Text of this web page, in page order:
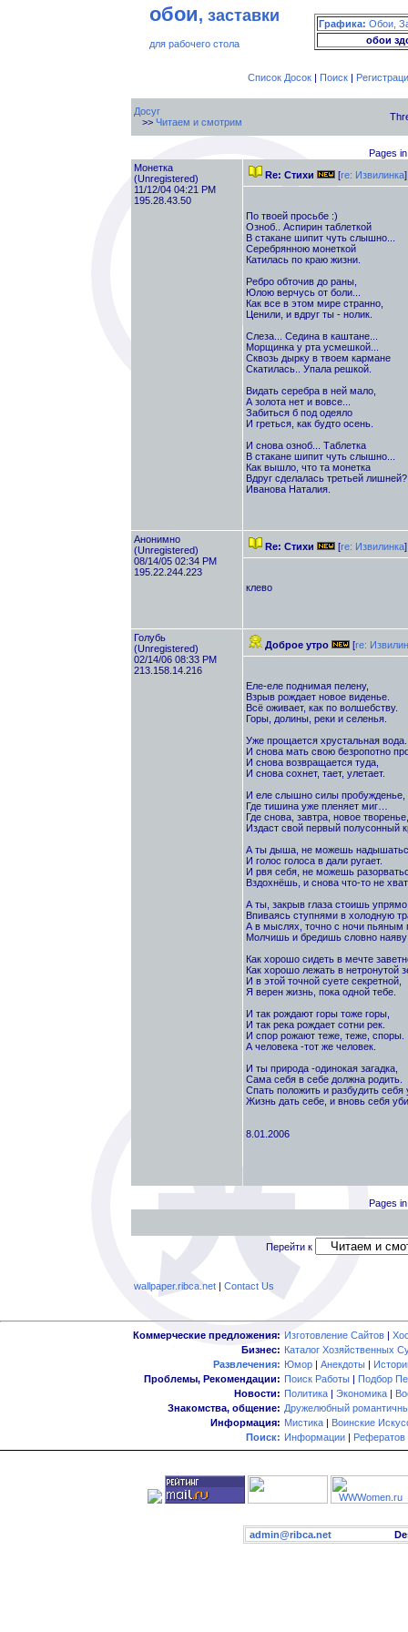
обои, заставки
для рабочего стола
Графика: Обои,
обои
Список Досок| Поиск|
Досуг
>> Читаем и смотрим
Pages
Монетка
(Unregistered)
11/12/04 04:21 PM
195.28.43.50
Re: Стихи [re: Извилинка]
По твоей просьбе :)
Озноб.. Аспирин таблеткой
В стакане шипит чуть слышно...
Серебрянною монеткой
Катилась по краю жизни.
Ребро обточив до раны,
Юлою верчусь от боли...
Как все в этом мире странно,
Ценили, и вдруг ты - нолик.
Слеза... Седина в каштане...
Морщинка у рта усмешкой...
Сквозь дырку в твоем кармане
Скатилась.. Упала решкой.
Видать серебра в ней мало,
А золота нет и вовсе...
Забиться б под одеяло
И греться, как будто осень.
И снова озноб... Таблетка
В стакане шипит чуть слышно...
Как вышло, что та монетка
Вдруг сделалась третьей
Иванова Наталия.
Анонимно
(Unregistered)
08/14/05 02:34 PM
195.22.244.223
Re: Стихи [re: Извилинка]
клево
Голубь
(Unregistered)
02/14/06 08:33 PM
213.158.14.216
Доброе утро [re:
Еле-еле поднимая пелену,
Взрыв рождает новое виденье.
Всё оживает, как по волшебству.
Горы, долины, реки и селенья.
Уже прощается хрустальная вода.
И снова мать свою безропотно
И снова возвращается туда,
И снова сохнет, тает, улетает.
И еле слышно силы пробужденье,
Где тишина уже пленяет миг…
Где снова, завтра, новое творенье,
Издаст свой первый полусонный
А ты дыша, не можешь
И голос голоса в дали ругает.
И рвя себя, не можешь
Вздохнёшь, и снова что-то не
А ты, закрыв глаза стоишь
Впиваясь ступнями в холодную
А в мыслях, точно с ночи пьяным
Молчишь и бредишь словно наяву
Как хорошо сидеть в мечте
Как хорошо лежать в нетронутой
И в этой точной суете секретной,
Я верен жизнь, пока одной тебе.
И так рождают горы тоже горы,
И так река рождает сотни рек.
И спор рожают теже, теже, споры.
А человека -тот же человек.
И ты природа -одинокая загадка,
Сама себя в себе должна родить.
Спать положить и разбудить себя
Жизнь дать себе, и вновь себя
8.01.2006
Pages
Перейти к
wallpaper.ribca.net| Contact Us
Коммерческие предложения: Изготовление Сайтов |
Бизнес: Каталог Хозяйственных
Развлечения: Юмор | Анекдоты |
Проблемы, Рекомендации: Поиск Работы | Подбор
Новости: Политика | Экономика |
Знакомства, общение: Дружелюбный
Информация: Мистика | Воинские
Поиск: Информации | Рефератов
admin@ribca.net